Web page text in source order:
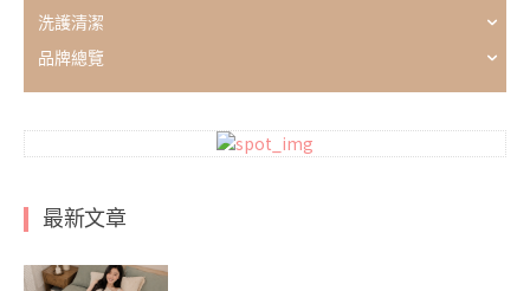
洗護清潔
品牌總覽
最新文章